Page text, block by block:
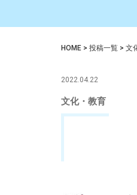
HOME > 投稿一覧 > 文
2022.04.22
文化・教育